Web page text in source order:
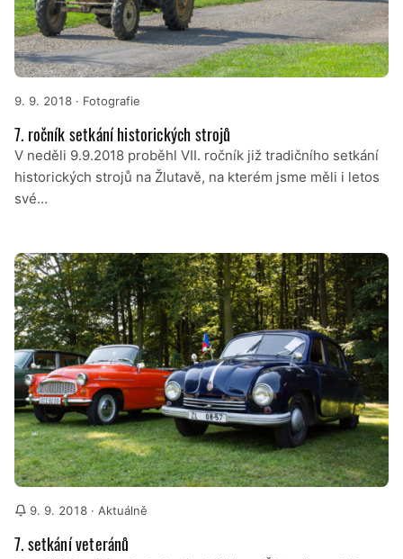
9. 9. 2018 · Fotografie
7. ročník setkání historických strojů
V neděli 9.9.2018 proběhl VII. ročník již tradičního setkání
historických strojů na Žlutavě, na kterém jsme měli i letos
své…
9. 9. 2018 · Aktuálně
7. setkání veteránů